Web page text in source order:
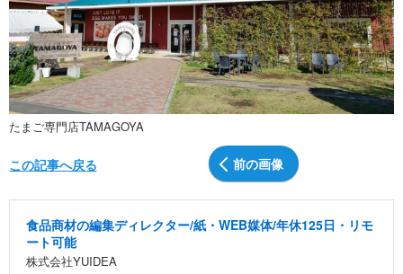
たまご専門店TAMAGOYA
前の画像
この記事へ戻る
食品商材の編集ディレクター/紙・WEB媒体/年休125日・リモ
ート可能
株式会社YUIDEA